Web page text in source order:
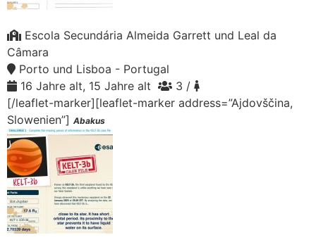
Escola Secundária Almeida Garrett und Leal da
Câmara
Porto und Lisboa - Portugal
16 Jahre alt, 15 Jahre alt
3 /
[/leaflet-marker][leaflet-marker address=”Ajdovščina,
Slowenien”] Abakus